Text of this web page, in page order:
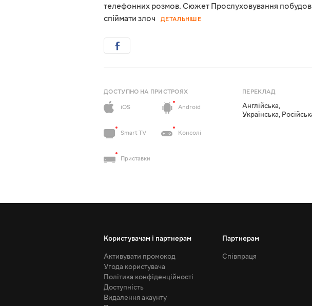
телефонних розмов. Сюжет Прослуховування
спіймати злоч
ДЕТАЛЬНІШЕ
ДОСТУПНО НА ПРИСТРОЯХ
iOS
Android
Smart TV Консолі
Приставки
ПЕРЕКЛАД
Англійська,
Українська,
Користувачам і партнерам
Активувати промокод
Угода користувача
Політика конфіденційності
Доступність
Видалення акаунту
Партнерам
Співпраця